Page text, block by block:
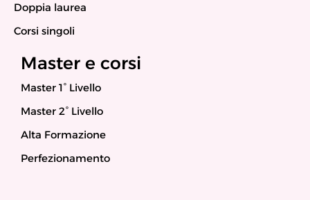
Doppia laurea
Corsi singoli
Master e corsi
Master 1° Livello
Master 2° Livello
Alta Formazione
Perfezionamento